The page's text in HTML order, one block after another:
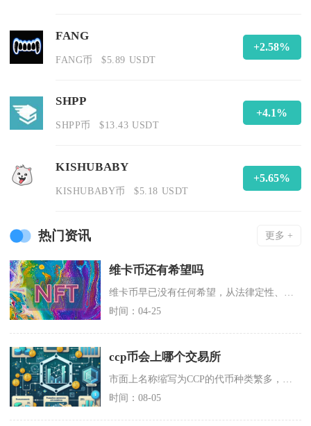
FANG
FANG币 $5.89 USDT
+2.58%
SHPP
SHPP币 $13.43 USDT
+4.1%
KISHUBABY
KISHUBABY币 $5.18 USDT
+5.65%
热门资讯 更多 +
维卡币还有希望吗
时间：04-25
ccp币会上哪个交易所
时间：08-05